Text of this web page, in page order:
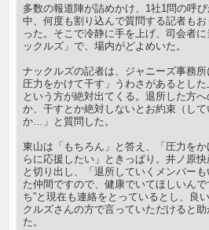
多数の報道陣が詰めかけ、1社1問の呼
中、何度も割り込んで質問する記者も
った。そこで冷静に手を上げ、司会者
ックルズ」で、場内がどよめいた。
ナックルズの記者は、ジャニーズ事務
圧力をかけて干す」うわさがあるとし
という方が絶対出てくる。退所した方
か、干すとか絶対しないとお約束（し
か…」と質問した。
東山は「もちろん」と答え、「圧力を
らに応援したい」ときっぱり。井ノ原快
と切り出し、「退所していくメンバー
た仲間ですので、健康でいてほしいん
ち”と現在も連絡をとっているとし、良
クルズさんの方で言っていただけると
た。